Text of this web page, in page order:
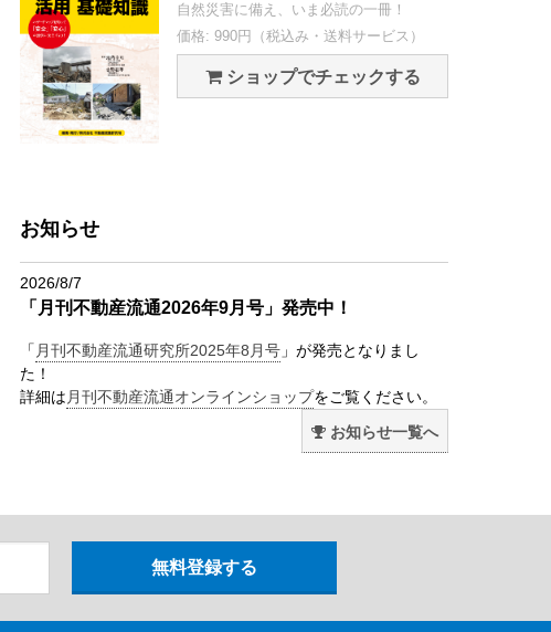
自然災害に備え、いま必読の一冊！
価格: 990円（税込み・送料サービス）
ショップでチェックする
お知らせ
2026/8/7
「月刊不動産流通2026年9月号」発売中！
「 月刊不動産流通研究所2025年8月号 」が発売となりまし
た！
詳細は 月刊不動産流通オンラインショップをご覧ください。
お知らせ一覧へ